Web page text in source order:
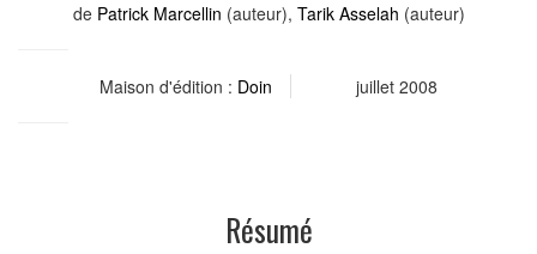
de Patrick Marcellin (auteur), Tarik Asselah (auteur)
Maison d'édition : Doin juillet 2008
Résumé